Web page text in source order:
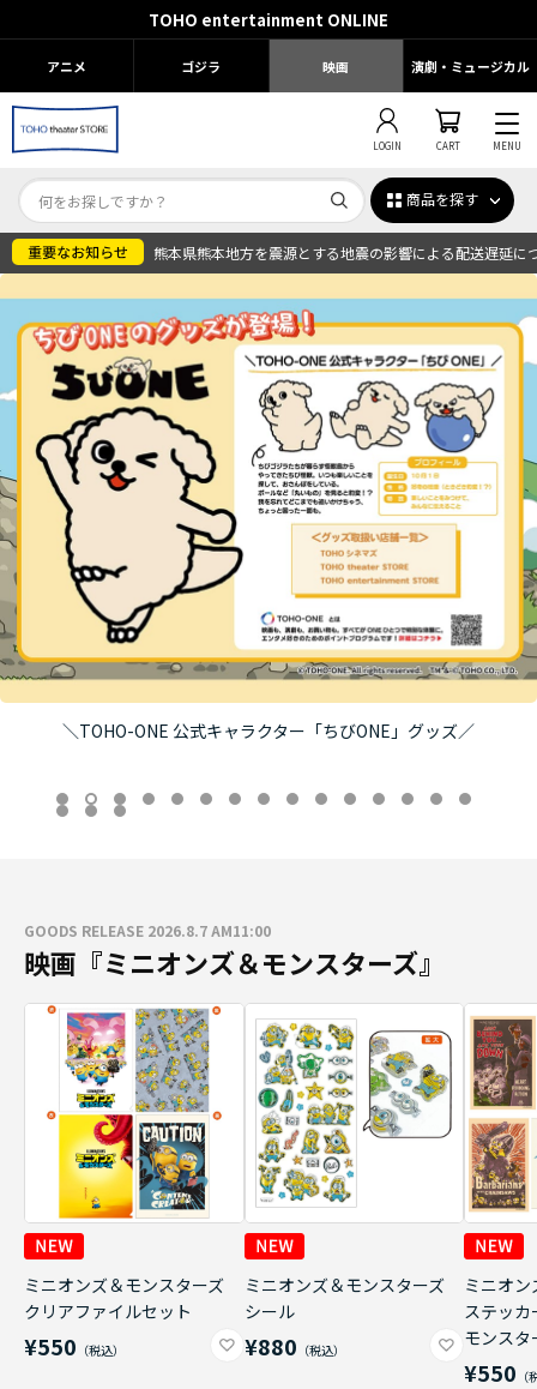
TOHO entertainment ONLINE
アニメ ゴジラ 映画 演劇・ミュージカル
LOGIN CART MENU
商品を探す
熊本県熊本地方を震源とする地震の影響による配送遅延に
＼TOHO-ONE 公式キャラクター「ちびONE」グッズ／
GOODS RELEASE 2026.8.7 AM11:00
映画『ミニオンズ＆モンスターズ』
ミニオンズ＆モンスターズ
クリアファイルセット
¥550
ミニオンズ＆モンスターズ
シール
¥880
ミニオ
ステッ
モンスタ
¥550